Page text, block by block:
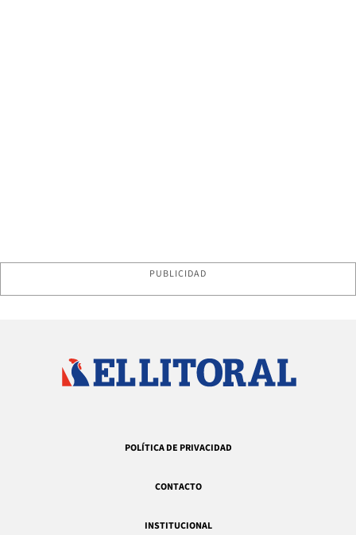
PUBLICIDAD
POLÍTICA DE PRIVACIDAD
CONTACTO
INSTITUCIONAL